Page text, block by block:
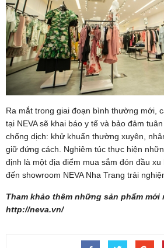
Ra mắt trong giai đoạn bình thường mới,
tại NEVA sẽ khai báo y tế và bảo đảm
chống dịch: khử khuẩn thường xuyên,
giữ đứng cách. Nghiêm túc thực hiện
định là một địa điểm mua sắm đón đầu
đến showroom NEVA Nha Trang trải
Tham khảo thêm những sản phẩm mới
http://neva.vn/